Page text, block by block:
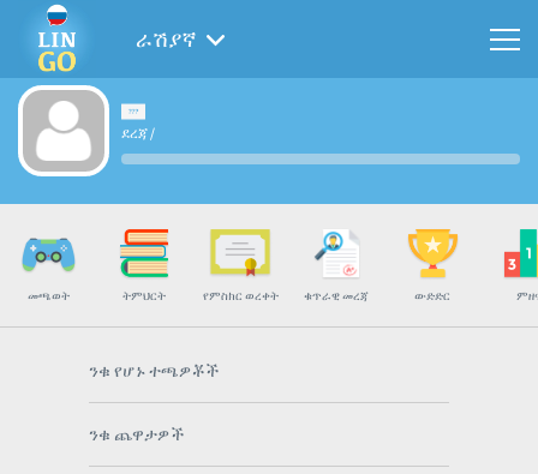
ራሽያኛ
ደረጃ/
መጫወት ትምህርት የምስክር ወረቀት ቁጥራዊ መረጃ ውድድር
ንቁ የሆኑ ተጫዎቾች
ንቁ ጨዋታዎች